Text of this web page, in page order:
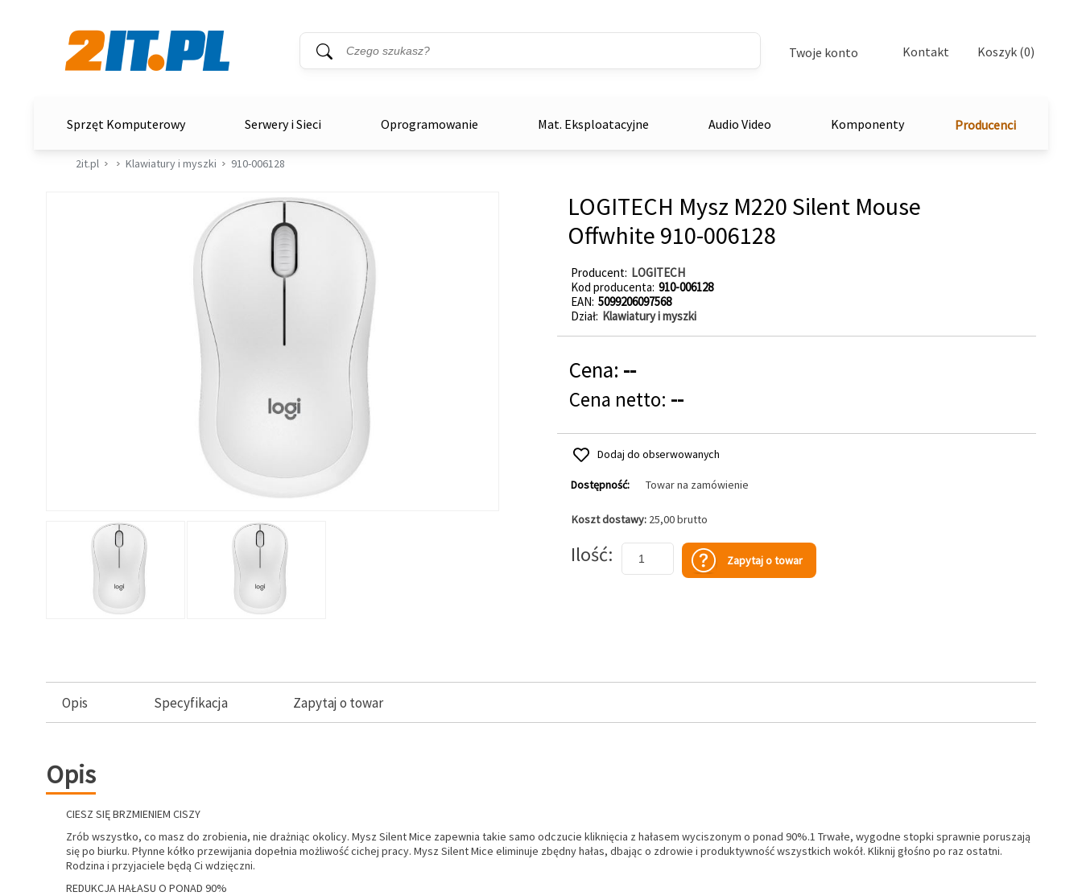
Wyszukiwarka
Słowo kluczowe
Twoje konto Kontakt Koszyk (0)
Sprzęt Komputerowy Serwery i Sieci Oprogramowanie Mat. Eksploatacyjne Audio Video Komponenty Producenci
2it.pl Klawiatury i myszki 910-006128
LOGITECH Mysz M220 Silent Mouse
Offwhite 910-006128
Producent LOGITECH
Kod producenta 910-006128
EAN 5099206097568
Dział Klawiatury i myszki
Cena: --
Cena netto: --
Dodaj do obserwowanych
Dostępność: Towar na zamówienie
Koszt dostawy: 25,00 brutto
Ilość Zapytaj o towar
Opis Specyfikacja Zapytaj o towar
Opis
CIESZ SIĘ BRZMIENIEM CISZY
Zrób wszystko, co masz do zrobienia, nie drażniąc okolicy. Mysz Silent Mice zapewnia takie samo odczucie kliknięcia z hałasem wyciszonym o ponad 90%.1 Trwałe, wygodne stopki sprawnie poruszają
się po biurku. Płynne kółko przewijania dopełnia możliwość cichej pracy. Mysz Silent Mice eliminuje zbędny hałas, dbając o zdrowie i produktywność wszystkich wokół. Kliknij głośno po raz ostatni.
Rodzina i przyjaciele będą Ci wdzięczni.
REDUKCJA HAŁASU O PONAD 90%